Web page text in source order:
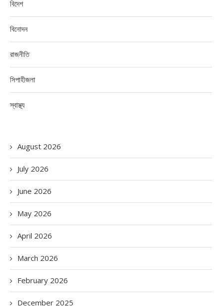
বিদেশ
বিনোদন
রাজনীতি
সিপাহীজলা
স্বাস্থ্য
August 2026
July 2026
June 2026
May 2026
April 2026
March 2026
February 2026
December 2025